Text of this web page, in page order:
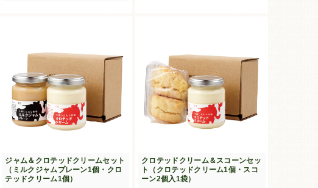
ジャム＆クロテッドクリームセット
（ミルクジャムプレーン1個・クロ
テッドクリーム1個）
クロテッドクリーム＆スコーンセッ
ト（クロテッドクリーム1個・スコ
ーン2個入1袋）